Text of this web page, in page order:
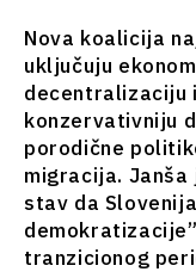
Nauka
Rudarstvo
Maloprodaja
Održivost
Tehnologija
Telekomunikacije
Turizam
Prevoz
Trgovina
Maloprodaja
Održivost
Tehnologija
Telekomunikacije
Turizam
Prevoz
Trgovina
Nova koalicija
uključuju
decentralizaciju
konzervativniju
porodične
migracija.
stav da
tranzicionog